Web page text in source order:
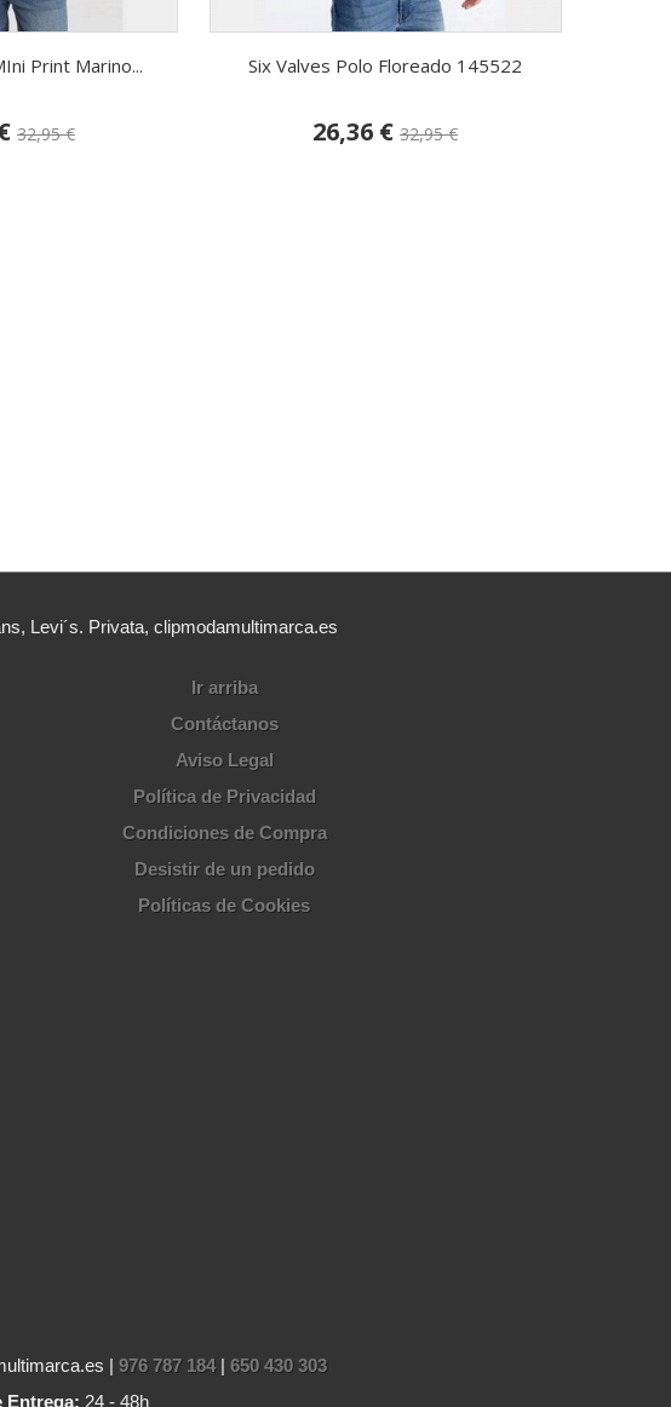
Print Marino...
32,95 €
Six Valves Polo Floreado 145522
26,36 €32,95 €
Levi´s. Privata, clipmodamultimarca.es
Ir arriba
Contáctanos
Aviso Legal
Política de Privacidad
Condiciones de Compra
Desistir de un pedido
Políticas de Cookies
| 976 787 184| 650 430 303
Entrega: 24 - 48h